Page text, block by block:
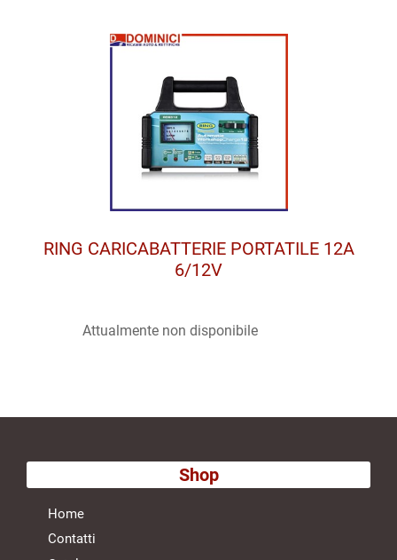
RING CARICABATTERIE PORTATILE 12A
6/12V
Attualmente non disponibile
Shop
Home
Contatti